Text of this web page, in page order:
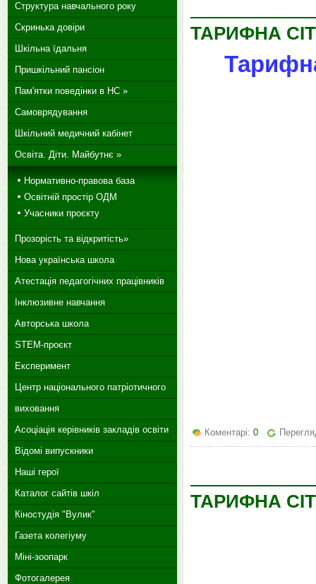
ТАРИФНА
Коментарі: 0
ТАРИФНА
Структура навчального року
Скринька довіри
Шкільна їдальня
Пришкільний пансіон
Пам'ятки поведінки в НС »
Самоврядування
Шкільний медичний кабінет
Освіта. Діти. Майбутнє »
Нормативно-правова база
Освітній простір ОДМ
Учасники проєкту
Прозорість та відкритість»
Нова українська школа
Атестація педагогічних працівників
Інклюзивне навчання
Авторська школа
STEM-проєкт
Експеримент
Центр національного патріотичного
виховання
Асоціація керівників закладів освіти
Відомі випускники
Наші герої
Каталог сайтів шкіл
Кіностудія "Вулик"
Газета колегіуму
Міні-зоопарк
Фотогалерея